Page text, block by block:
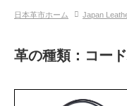
革市通信
閲覧したアイテム
日本革市ホーム Japan
革の種類：コード